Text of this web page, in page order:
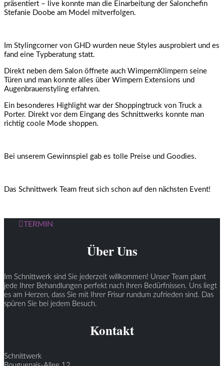
präsentiert – live konnte man die Einarbeitung der Salonchefin
Stefanie Doobe am Model mitverfolgen.
Im Stylingcorner von GHD wurden neue Styles ausprobiert und es
fand eine Typberatung statt.
Direkt neben dem Salon öffnete auch WimpernKlimpern seine
Türen und man konnte alles über Wimpern Extensions und
Augenbrauenstyling erfahren.
Ein besonderes Highlight war der Shoppingtruck von Truck a
Porter. Direkt vor dem Eingang des Schnittwerks konnte man
richtig coole Mode shoppen.
Bei unserem Gewinnspiel gab es tolle Preise und Goodies.
Das Schnittwerk Team freut sich schon auf den nächsten Event!
TERMIN
Über Uns
Im Schnittwerk sind Sie jederzeit willkommen! Unser Team plant
jede Ihrer Behandlungen perfekt nach ihren Bedürfnissen. Uns liegt
es am Herzen, dass Sie mit Ihrer Frisur rundum zufrieden sind. Das
spüren Sie bei jedem Besuch.
Kontakt
Schnittwerk